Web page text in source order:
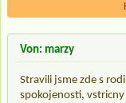
Von: marzy
Stravili jsme zde s
spokojenosti,